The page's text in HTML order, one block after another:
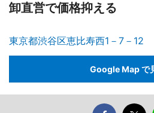
卸直営で価格抑える
東京都渋谷区恵比寿西1－7－12
Google Map で